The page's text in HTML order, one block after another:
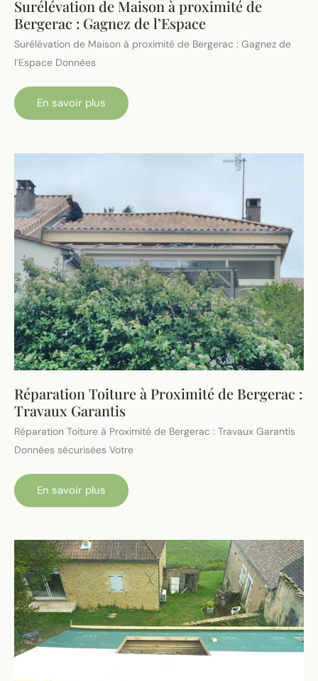
Surélévation de Maison à proximité de
Bergerac : Gagnez de l’Espace
Surélévation de Maison à proximité de Bergerac : Gagnez de
l’Espace Données
Surélévation
Maison
de
de
l’Espace
En savoir plus
Réparation Toiture à Proximité de Bergerac :
Travaux Garantis
Réparation Toiture à Proximité de Bergerac : Travaux Garantis
Données sécurisées Votre
Réparation
à
Bergerac
:
Travaux
Garantis
En savoir plus